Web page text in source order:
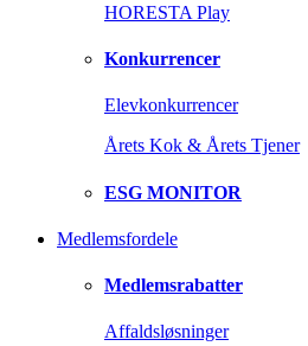
HORESTA Play
Konkurrencer
Elevkonkurrencer
Årets Kok & Årets Tjener
ESG MONITOR
Medlemsfordele
Medlemsrabatter
Affaldsløsninger